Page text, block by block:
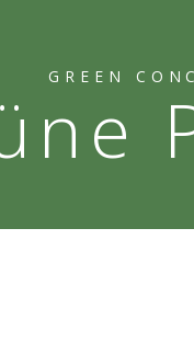
GREEN